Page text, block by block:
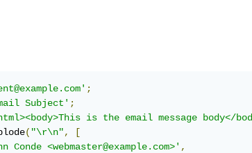
;
Subject' ;
is the email message body</
( "\r\n",
[
Conde <webmaster@example.com>' ,